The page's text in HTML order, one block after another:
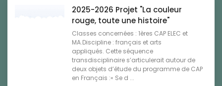
2025-2026 Projet "La couleur
rouge, toute une histoire"
Classes concernées : 1ères CAP ELEC et
MA.Discipline : français et arts
appliqués. Cette séquence
transdisciplinaire s’articulerait autour de
deux objets d’étude du programme de CAP
en Français :« Se d ...